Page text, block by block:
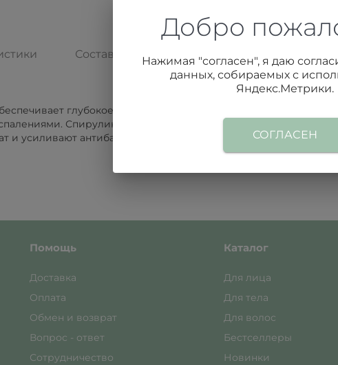
Состав Как применять
глубокое очищение и выраженный
Спирулина и какао насыщают кожу
и усиливают антибактериальные свойства мыла, делая его
Помощь
Доставка
Оплата
Обмен и возврат
Вопрос - ответ
Сотрудничество
Каталог
Для лица
Для тела
Для волос
Бестселлеры
Новинки
Добро
Нажимая "согласен", я даю
данных, собираемых с
Яндекс.Метрики.
СОГЛАСЕН